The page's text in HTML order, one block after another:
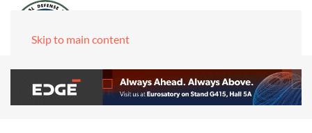
Skip to main content